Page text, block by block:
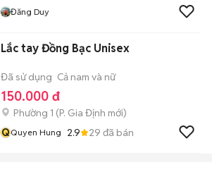
Đăng Duy
Lắc tay Đồng Bạc Unisex
Đã sử dụng Cả nam và nữ
150.000 đ
Phường 1 (P. Gia Định mới)
QQuyen Hung 2.9 29 đã bán